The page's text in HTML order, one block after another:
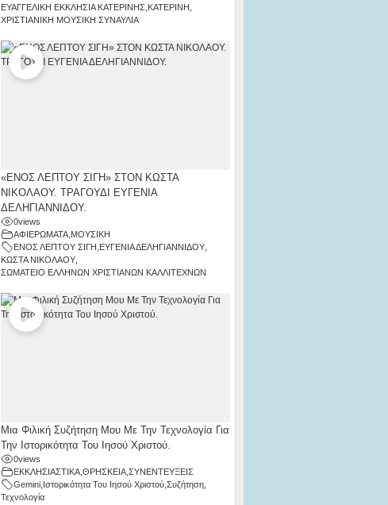
ΕΥΑΓΓΕΛΙΚΗ ΕΚΚΛΗΣΙΑ ΚΑΤΕΡΙΝΗΣ ΚΑΤΕΡΙΝΗ
ΧΡΙΣΤΙΑΝΙΚΗ ΜΟΥΣΙΚΗ ΣΥΝΑΥΛΙΑ
«ΕΝΟΣ ΛΕΠΤΟΥ ΣΙΓΗ» ΣΤΟΝ ΚΩΣΤΑ
ΝΙΚΟΛΑΟΥ. ΤΡΑΓΟΥΔΙ ΕΥΓΕΝΙΑ
ΔΕΛΗΓΙΑΝΝΙΔΟΥ.
0views
ΑΦΙΕΡΩΜΑΤΑ, ΜΟΥΣΙΚΗ
ΕΝΟΣ ΛΕΠΤΟΥ ΣΙΓΗ ΕΥΓΕΝΙΑ ΔΕΛΗΓΙΑΝΝΙΔΟΥ,
ΚΩΣΤΑ ΝΙΚΟΛΑΟΥ,
ΣΩΜΑΤΕΙΟ ΕΛΛΗΝΩΝ ΧΡΙΣΤΙΑΝΩΝ ΚΑΛΛΙΤΕΧΝΩΝ
Μια Φιλική Συζήτηση Μου Με Την Τεχνολογία Για
Την Ιστορικότητα Του Ιησού Χριστού.
0views
ΕΚΚΛΗΣΙΑΣΤΙΚΑ, ΘΡΗΣΚΕΙΑ, ΣΥΝΕΝΤΕΥΞΕΙΣ
Gemini, Ιστορικότητα Του Ιησού Χριστού, Συζήτηση,
Τεχνολογία